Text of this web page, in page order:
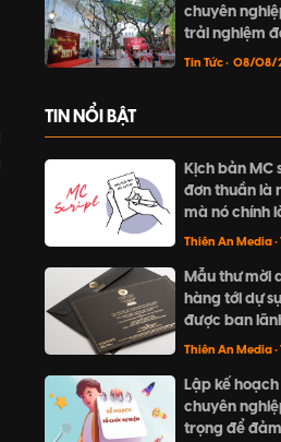
chuyên
trải nghiệm
ấn riêng. Hãy
Tin Tức• 08/08/
TIN NỔI BẬT
Kịch bản MC
đơn thuần là
mà nó chính
yếu tố làm
Thiên An Media
Mẫu thư mời
hàng tới dự
được ban
thảo, gửi tới
đưa ra lời mời
Thiên An Media
Lập kế
chuyên
trọng để